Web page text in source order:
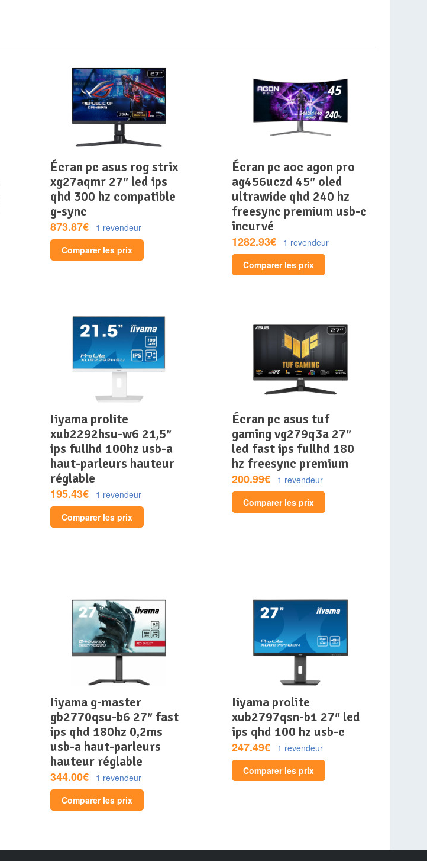
écran pc asus rog strix
xg27aqmr 27″ led ips
qhd 300 hz compatible
g-sync
873.87€
1 revendeur
Comparer les prix
écran pc aoc agon pro
ag456uczd 45″ oled
ultrawide qhd 240 hz
freesync premium usb-c
incurvé
1282.93€
1 revendeur
Comparer les prix
iiyama prolite
xub2292hsu-w6 21,5″
ips fullhd 100hz usb-a
haut-parleurs hauteur
réglable
195.43€
1 revendeur
Comparer les prix
écran pc asus tuf
gaming vg279q3a 27″
led fast ips fullhd 180
hz freesync premium
200.99€
1 revendeur
Comparer les prix
iiyama g-master
gb2770qsu-b6 27″ fast
ips qhd 180hz 0,2ms
usb-a haut-parleurs
hauteur réglable
344.00€
1 revendeur
Comparer les prix
iiyama prolite
xub2797qsn-b1 27″ led
ips qhd 100 hz usb-c
247.49€
1 revendeur
Comparer les prix